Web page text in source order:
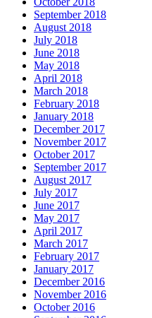
September 2018
August 2018
July 2018
June 2018
May 2018
April 2018
March 2018
February 2018
January 2018
December 2017
November 2017
October 2017
September 2017
August 2017
July 2017
June 2017
May 2017
April 2017
March 2017
February 2017
January 2017
December 2016
November 2016
October 2016